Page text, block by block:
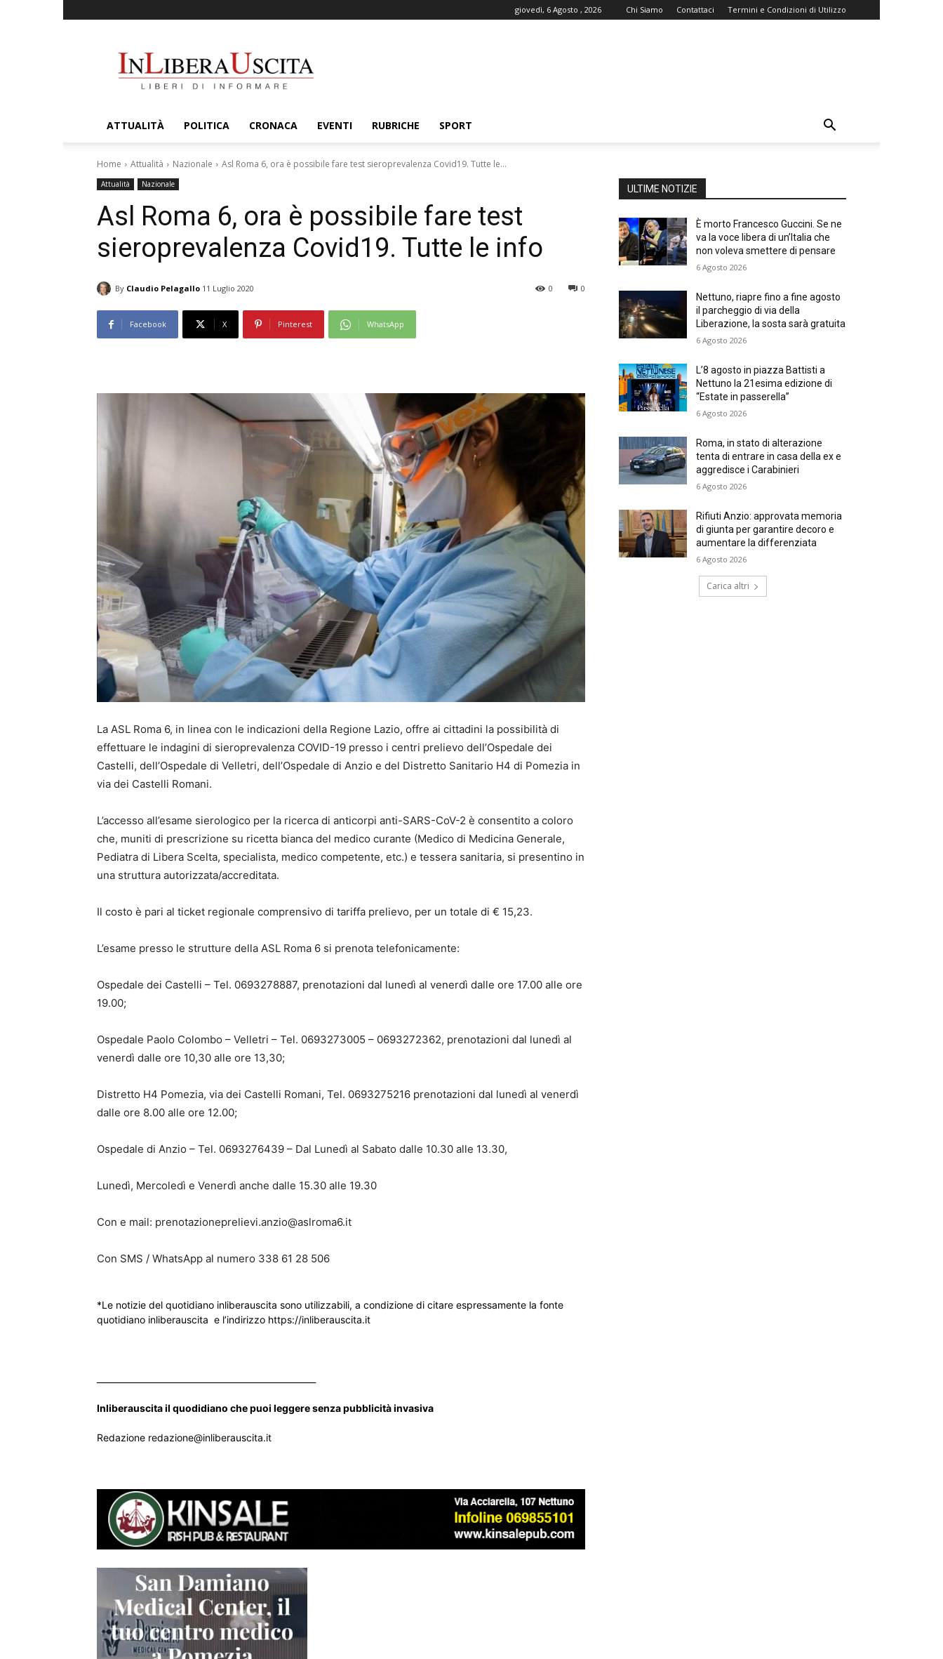
giovedì, 6 Agosto , 2026 Chi Siamo Contattaci Termini e Condizioni di Utilizzo
ATTUALITÀ POLITICA CRONACA EVENTI RUBRICHE SPORT
Home Attualità Nazionale Asl Roma 6, ora è possibile fare test sieroprevalenza Covid19. Tutte le...
Attualità Nazionale
Asl Roma 6, ora è possibile fare test
sieroprevalenza Covid19. Tutte le info
By Claudio Pelagallo 11 Luglio 2020 0
0
Facebook X Pinterest WhatsApp
La ASL Roma 6, in linea con le indicazioni della Regione Lazio, offre ai cittadini la possibilità di
effettuare le indagini di sieroprevalenza COVID-19 presso i centri prelievo dell’Ospedale dei
Castelli, dell’Ospedale di Velletri, dell’Ospedale di Anzio e del Distretto Sanitario H4 di Pomezia in
via dei Castelli Romani.
L’accesso all’esame sierologico per la ricerca di anticorpi anti-SARS-CoV-2 è consentito a coloro
che, muniti di prescrizione su ricetta bianca del medico curante (Medico di Medicina Generale,
Pediatra di Libera Scelta, specialista, medico competente, etc.) e tessera sanitaria, si presentino in
una struttura autorizzata/accreditata.
Il costo è pari al ticket regionale comprensivo di tariffa prelievo, per un totale di € 15,23.
L’esame presso le strutture della ASL Roma 6 si prenota telefonicamente:
Ospedale dei Castelli – Tel. 0693278887, prenotazioni dal lunedì al venerdì dalle ore 17.00 alle ore
19.00;
Ospedale Paolo Colombo – Velletri – Tel. 0693273005 – 0693272362, prenotazioni dal lunedì al
venerdì dalle ore 10,30 alle ore 13,30;
Distretto H4 Pomezia, via dei Castelli Romani, Tel. 0693275216 prenotazioni dal lunedì al venerdì
dalle ore 8.00 alle ore 12.00;
Ospedale di Anzio – Tel. 0693276439 – Dal Lunedì al Sabato dalle 10.30 alle 13.30,
Lunedì, Mercoledì e Venerdì anche dalle 15.30 alle 19.30
Con e mail: prenotazioneprelievi.anzio@aslroma6.it
Con SMS / WhatsApp al numero 338 61 28 506
*Le notizie del quotidiano inliberauscita sono utilizzabili, a condizione di citare espressamente la fonte
quotidiano inliberauscita e l’indirizzo https://inliberauscita.it
Inliberauscita il quodidiano che puoi leggere senza pubblicità invasiva
Redazione redazione@inliberauscita.it
ULTIME NOTIZIE
È morto Francesco Guccini. Se ne
va la voce libera di un’Italia che
non voleva smettere di pensare
6 Agosto 2026
Nettuno, riapre fino a fine agosto
il parcheggio di via della
Liberazione, la sosta sarà gratuita
6 Agosto 2026
L’8 agosto in piazza Battisti a
Nettuno la 21esima edizione di
“Estate in passerella”
6 Agosto 2026
Roma, in stato di alterazione
tenta di entrare in casa della ex e
aggredisce i Carabinieri
6 Agosto 2026
Rifiuti Anzio: approvata memoria
di giunta per garantire decoro e
aumentare la differenziata
6 Agosto 2026
Carica altri